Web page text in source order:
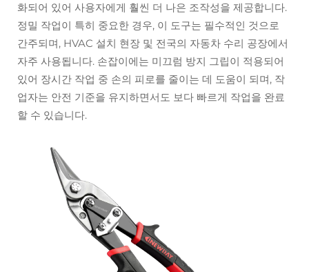
화되어 있어 사용자에게 훨씬 더 나은 조작성을 제공합니다.
정밀 작업이 특히 중요한 경우, 이 도구는 필수적인 것으로
간주되며, HVAC 설치 현장 및 전국의 자동차 수리 공장에서
자주 사용됩니다. 손잡이에는 미끄럼 방지 그립이 적용되어
있어 장시간 작업 중 손의 피로를 줄이는 데 도움이 되며, 작
업자는 안전 기준을 유지하면서도 보다 빠르게 작업을 완료
할 수 있습니다.